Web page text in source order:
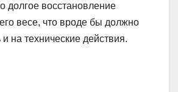
долгое восстановление
весе, что вроде бы должно
на технические действия.